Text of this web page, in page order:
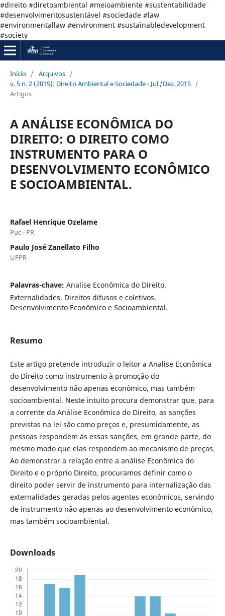
#direito #diretoambiental #meioambiente #sustentabilidade
#desenvolvimentosustentável #sociedade #law
#environmentallaw #environment #sustainabledevelopment
#society
Início / Arquivos /
v. 5 n. 2 (2015): Direito Ambiental e Sociedade - Jul./Dez. 2015 /
Artigos
A ANÁLISE ECONÔMICA DO
DIREITO: O DIREITO COMO
INSTRUMENTO PARA O
DESENVOLVIMENTO ECONÔMICO
E SOCIOAMBIENTAL.
Rafael Henrique Ozelame
Puc - PR
Paulo José Zanellato Filho
UFPR
Palavras-chave: Analise Econômica do Direito.
Externalidades. Direitos difusos e coletivos.
Desenvolvimento Econômico e Socioambiental.
Resumo
Este artigo pretende introduzir o leitor a Analise Econômica
do Direito como instrumento à promoção do
desenvolvimento não apenas econômico, mas também
socioambiental. Neste intuito procura demonstrar que, para
a corrente da Análise Econômica do Direito, as sanções
previstas na lei são como preços e, presumidamente, as
pessoas respondem às essas sanções, em grande parte, do
mesmo modo que elas respondem ao mecanismo de preços.
Ao demonstrar a relação entre a análise Econômica do
Direito e o próprio Direito, procuramos definir como o
direito poder servir de instrumento para internalização das
externalidades geradas pelos agentes econômicos, servindo
de instrumento não apenas ao desenvolvimento econômico,
mas também socioambiental.
Downloads